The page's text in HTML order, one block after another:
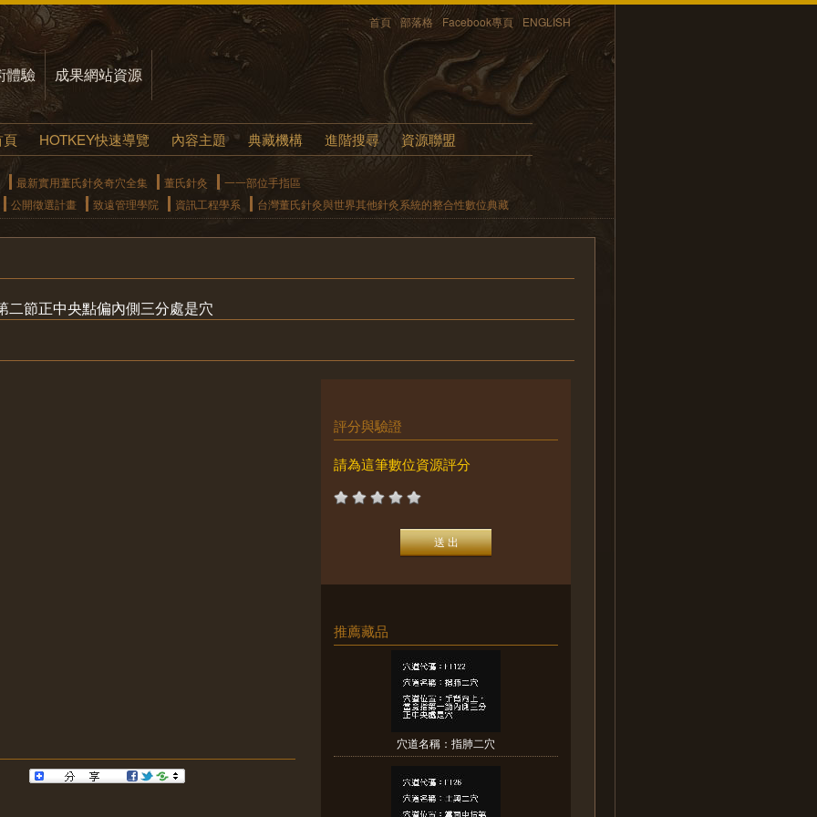
首頁 部落格 Facebook專頁 ENGLISH
體驗 成果網站資源
HOTKEY快速導覽 內容主題 典藏機構 進階搜尋 資源聯盟
最新實用董氏針灸奇穴全集 董氏針灸
一一部位手指區
公開徵選計畫
致遠管理學院 資訊工程學系 台灣董氏針灸與世界其他針灸系統的整合性數位典藏
二節正中央點偏內側三分處是穴
評分與驗證
請為這筆數位資源評分
推薦藏品
穴道名稱：指肺二穴